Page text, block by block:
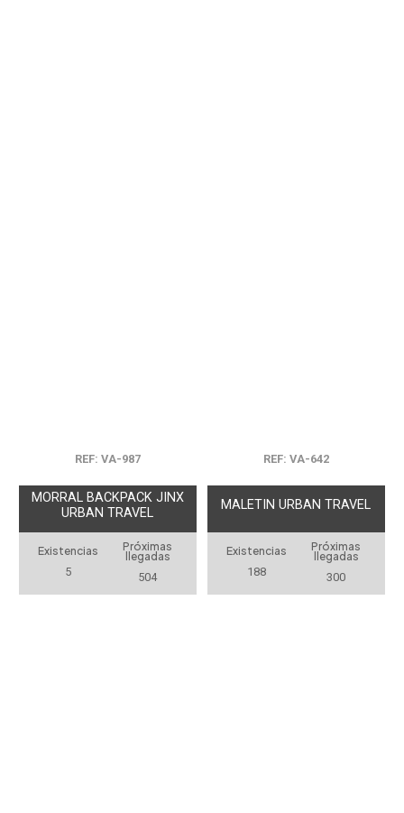
REF: VA-987
MORRAL BACKPACK JINX
URBAN TRAVEL
Existencias
5
Próximas
llegadas
504
REF: VA-642
MALETIN URBAN TRAVEL
Existencias
188
Próximas
llegadas
300